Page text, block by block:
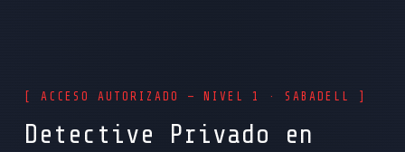
[ ACCESO AUTORIZADO — NIVEL 1 · SABADELL ]
Detective Privado en